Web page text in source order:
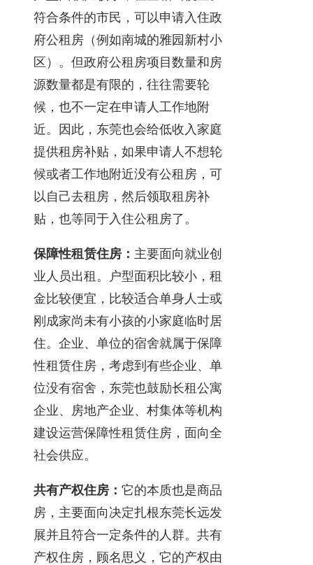
符合条件的市民，可以申请入住政
府公租房（例如南城的雅园新村小
区）。但政府公租房项目数量和房
源数量都是有限的，往往需要轮
候，也不一定在申请人工作地附
近。因此，东莞也会给低收入家庭
提供租房补贴，如果申请人不想轮
候或者工作地附近没有公租房，可
以自己去租房，然后领取租房补
贴，也等同于入住公租房了。
保障性租赁住房： 主要面向就业创
业人员出租。户型面积比较小，租
金比较便宜，比较适合单身人士或
刚成家尚未有小孩的小家庭临时居
住。企业、单位的宿舍就属于保障
性租赁住房，考虑到有些企业、单
位没有宿舍，东莞也鼓励长租公寓
企业、房地产企业、村集体等机构
建设运营保障性租赁住房，面向全
社会供应。
共有产权住房： 它的本质也是商品
房，主要面向决定扎根东莞长远发
展并且符合一定条件的人群。共有
产权住房，顾名思义，它的产权由